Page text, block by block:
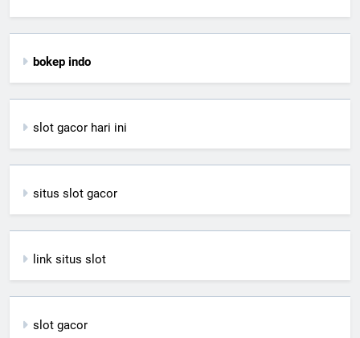
bokep indo
slot gacor hari ini
situs slot gacor
link situs slot
slot gacor